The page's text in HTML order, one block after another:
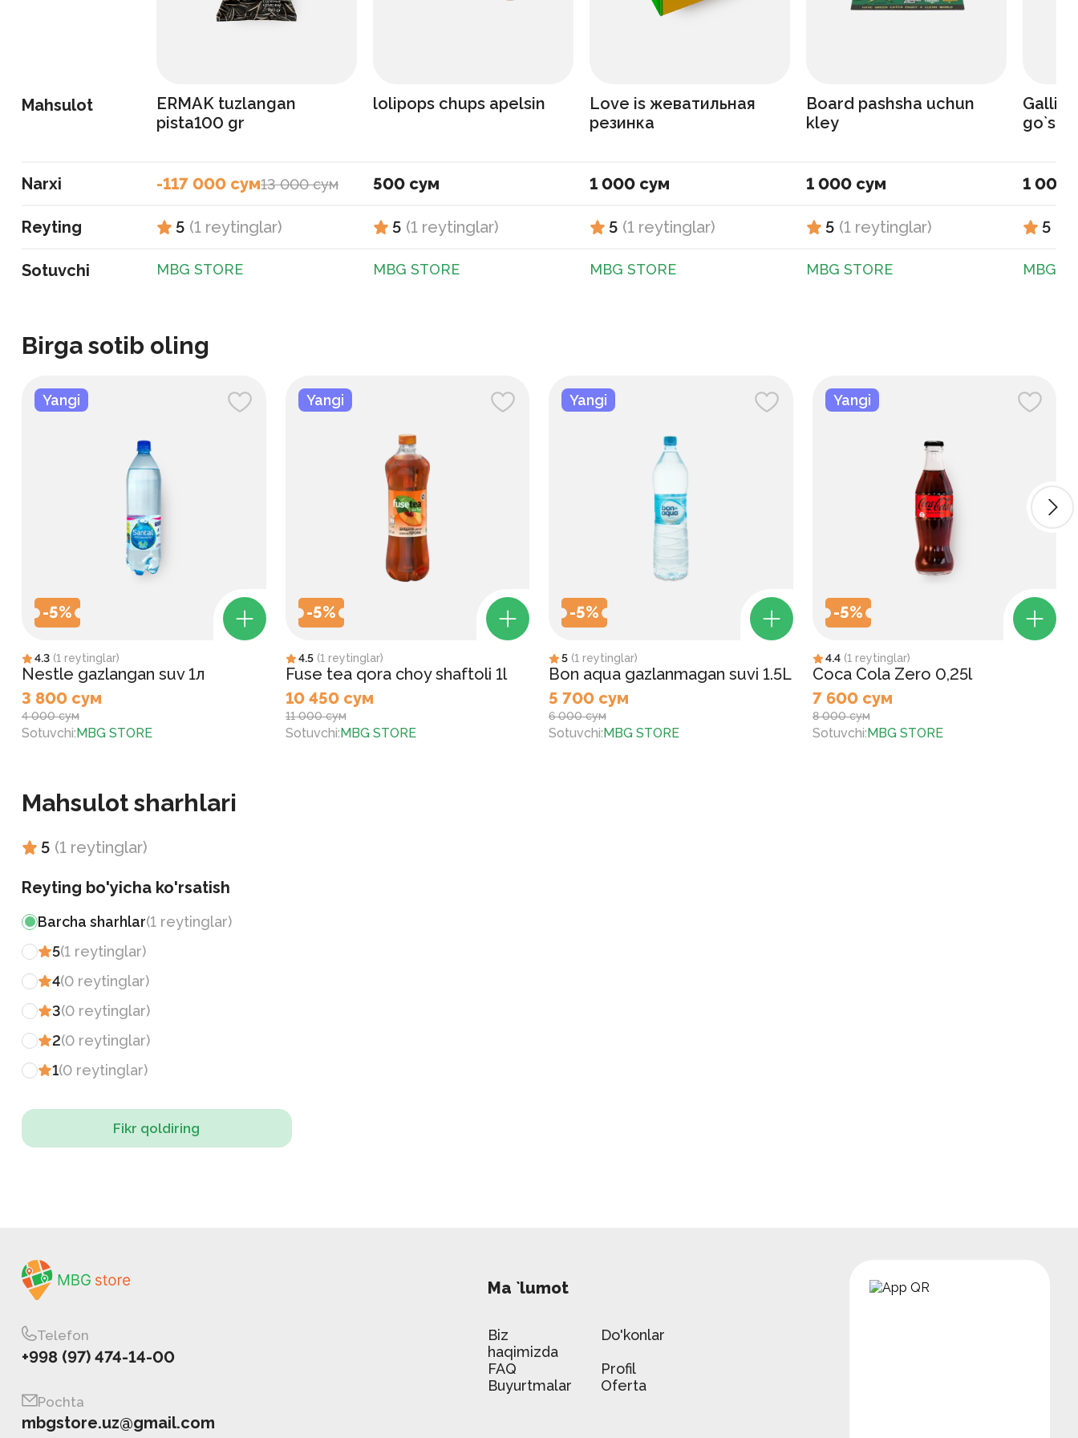
Mahsulot
Narxi
Reyting
Sotuvchi
ERMAK tuzlangan
pista100 gr
-117 000 сум13 000 сум
5 (1 reytinglar)
MBG STORE
lolipops chups apelsin
500 сум
5 (1 reytinglar)
MBG STORE
Love is жеватильная
резинка
1 000 сум
5 (1 reytinglar)
MBG STORE
Board pashsha uchun
kley
1 000 сум
5 (1 reytinglar)
MBG STORE
1 000
5
MBG
Birga sotib oling
-5%
Yangi
4.3 (1 reytinglar)
Nestle gazlangan suv 1л
3 800 сум
4 000 сум
Sotuvchi:MBG STORE
-5%
Yangi
4.5 (1 reytinglar)
Fuse tea qora choy shaftoli 1l
10 450 сум
11 000 сум
Sotuvchi:MBG STORE
-5%
Yangi
5 (1 reytinglar)
Bon aqua gazlanmagan suvi 1.5L
5 700 сум
6 000 сум
Sotuvchi:MBG STORE
-5%
Yangi
4.4 (1 reytinglar)
Coca Cola Zero 0,25l
7 600 сум
8 000 сум
Sotuvchi:MBG STORE
Mahsulot sharhlari
5 (1 reytinglar)
Reyting bo'yicha ko'rsatish
Barcha sharhlar(1 reytinglar)
5(1 reytinglar)
4(0 reytinglar)
3(0 reytinglar)
2(0 reytinglar)
1(0 reytinglar)
Fikr qoldiring
Telefon
+998 (97) 474-14-00
Pochta
mbgstore.uz@gmail.com
Ma `lumot
Biz
haqimizda
Do'konlar
FAQ
Profil
Buyurtmalar
Oferta